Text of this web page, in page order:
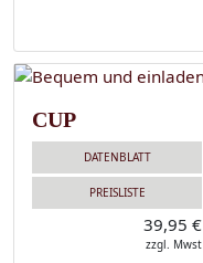
CUP
DATENBLATT
PREISLISTE
39,95 €
zzgl. Mwst